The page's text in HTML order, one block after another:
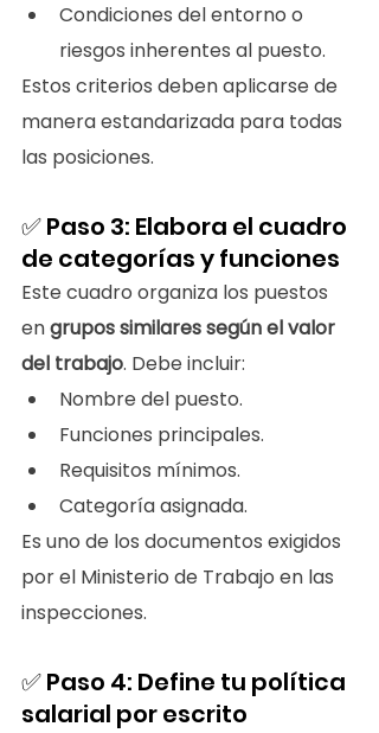
Condiciones del entorno o
riesgos inherentes al puesto.
Estos criterios deben aplicarse de
manera estandarizada para todas
las posiciones.
✅ Paso 3: Elabora el cuadro
de categorías y funciones
Este cuadro organiza los puestos
en grupos similares según el valor
del trabajo. Debe incluir:
Nombre del puesto.
Funciones principales.
Requisitos mínimos.
Categoría asignada.
Es uno de los documentos exigidos
por el Ministerio de Trabajo en las
inspecciones.
✅ Paso 4: Define tu política
salarial por escrito